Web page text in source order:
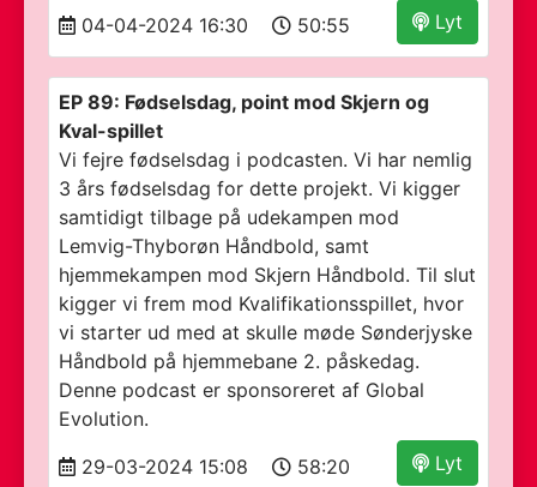
Lyt
04-04-2024 16:30 50:55
EP 89: Fødselsdag, point mod Skjern og
Kval-spillet
Vi fejre fødselsdag i podcasten. Vi har nemlig
3 års fødselsdag for dette projekt. Vi kigger
samtidigt tilbage på udekampen mod
Lemvig-Thyborøn Håndbold, samt
hjemmekampen mod Skjern Håndbold. Til slut
kigger vi frem mod Kvalifikationsspillet, hvor
vi starter ud med at skulle møde Sønderjyske
Håndbold på hjemmebane 2. påskedag.
Denne podcast er sponsoreret af Global
Evolution.
Lyt
29-03-2024 15:08 58:20